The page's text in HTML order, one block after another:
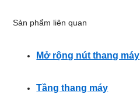
Sản phẩm liên quan
Mở rộng nút thang máy
Tầng thang máy